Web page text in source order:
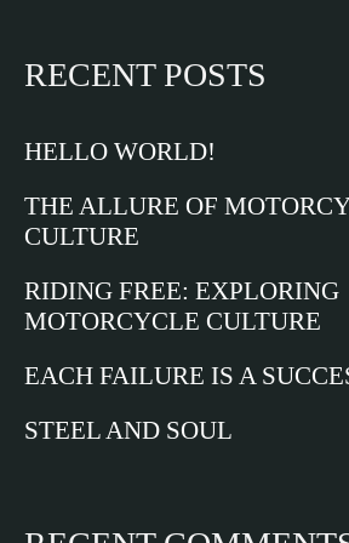
RECENT POSTS
HELLO WORLD!
THE ALLURE OF
CULTURE
RIDING FREE: EXPLORING
MOTORCYCLE CULTURE
EACH FAILURE IS A
STEEL AND SOUL